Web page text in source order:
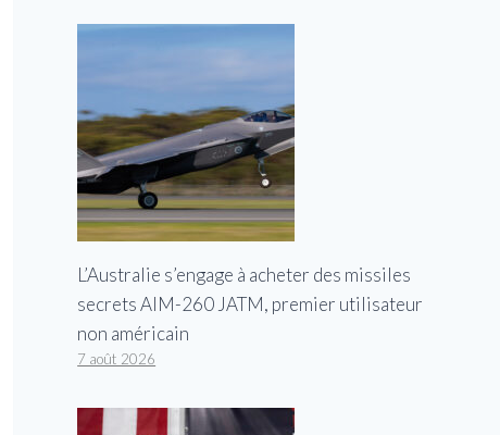
L’Australie s’engage à acheter des missiles
secrets AIM-260 JATM, premier utilisateur
non américain
7 août 2026